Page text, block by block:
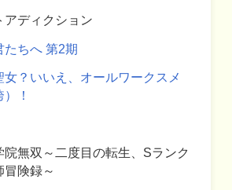
アディクション
たちへ 第2期
女？いいえ、オールワークスメ
！
院無双～二度目の転生、Sランク
冒険録～